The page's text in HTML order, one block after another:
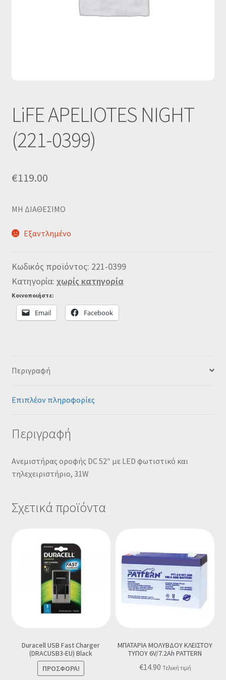
LiFE APELIOTES NIGHT
(221-0399)
€119.00
MΗ ΔΙΑΘΕΣΙΜΟ
Εξαντλημένο
Κωδικός προϊόντος: 221-0399
Κατηγορία: χωρίς κατηγορία
Κοινοποιήστε:
Email Facebook
Περιγραφή
Επιπλέον πληροφορίες
Περιγραφή
Ανεμιστήρας οροφής DC 52″ με LED φωτιστικό και
τηλεχειριστήριο, 31W
Σχετικά προϊόντα
Duracell USB Fast Charger
(DRACUSB3-EU) Black
ΠΡΟΣΦΟΡΆ!
ΜΠΑΤΑΡΙΑ ΜΟΛΥΒΔΟΥ ΚΛΕΙΣΤΟΥ
ΤΥΠΟΥ 6V/7.2Ah PATTERN
€14.90 Τελική τιμή